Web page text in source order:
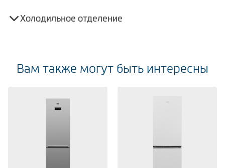
Холодильное отделение
Вам также могут быть интересны